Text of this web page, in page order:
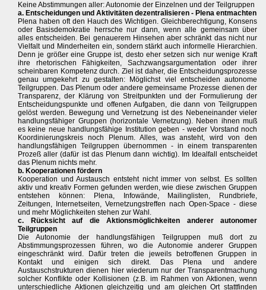
Keine Abstimmungen aller: Autonomie der Einzelnen und der Teilgruppen
a. Entscheidungen und Aktivitäten dezentralisieren - Plena entmachten
Plena haben oft den Hauch des Wichtigen. Gleichberechtigung, Konsens
oder Basisdemokratie herrsche nur dann, wenn alle gemeinsam über
alles entscheiden. Bei genauerem Hinsehen aber schränkt das nicht nur
Vielfalt und Minderheiten ein, sondern stärkt auch informelle Hierarchien.
Denn je größer eine Gruppe ist, desto eher setzen sich nur wenige Kraft
ihre rhetorischen Fähigkeiten, Sachzwangsargumentation oder ihrer
scheinbaren Kompetenz durch. Ziel ist daher, die Entscheidungsprozesse
genau umgekehrt zu gestalten: Möglichst viel entscheiden autonome
Teilgruppen. Das Plenum oder andere gemeinsame Prozesse dienen der
Transparenz, der Klärung von Streitpunkten und der Formulierung der
Entscheidungspunkte und offenen Aufgaben, die dann von Teilgruppen
gelöst werden. Bewegung und Vernetzung ist des Nebeneinander vieler
handlungsfähiger Gruppen (horizontale Vernetzung). Neben ihnen muß
es keine neue handlungsfähige Institution geben - weder Vorstand noch
Koordinierungskreis noch Plenum. Alles, was ansteht, wird von den
handlungsfähigen Teilgruppen übernommen - in einem transparenten
Prozeß aller (dafür ist das Plenum dann wichtig). Im Idealfall entscheidet
das Plenum nichts mehr.
b. Kooperationen fördern
Kooperation und Austausch entsteht nicht immer von selbst. Es sollten
aktiv und kreativ Formen gefunden werden, wie diese zwischen Gruppen
entstehen können: Plena, Infowände, Mailinglisten, Rundbriefe,
Zeitungen, Internetseiten, Vernetzungstreffen nach Open-Space - diese
und mehr Möglichkeiten stehen zur Wahl.
c. Rücksicht auf die Aktionsmöglichkeiten anderer autonomer
Teilgruppen
Die Autonomie der handlungsfähigen Teilgruppen muß dort zu
Abstimmungsprozessen führen, wo die Autonomie anderer Gruppen
eingeschränkt wird. Dafür treten die jeweils betroffenen Gruppen in
Kontakt und einigen sich direkt. Das Plena und andere
Austauschstrukturen dienen hier wiederum nur der Transparentmachung
solcher Konflikte oder Kollisionen (z.B. im Rahmen von Aktionen, wenn
unterschiedliche Aktionen gleichzeitig und am gleichen Ort stattfinden